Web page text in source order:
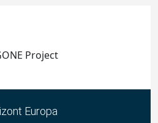
Europa